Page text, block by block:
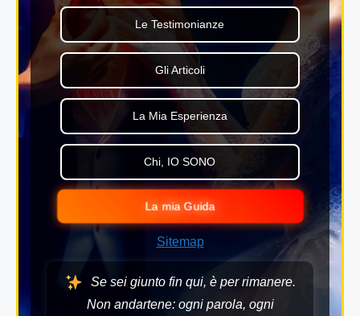
Le Testimonianze
Gli Articoli
La Mia Esperienza
Chi, IO SONO
La mia Guida
Sitemap
Se sei giunto fin qui, è per rimanere.
Non andartene: ogni parola, ogni